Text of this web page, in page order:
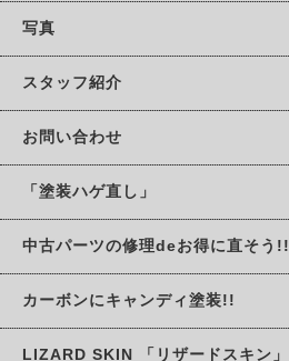
写真
スタッフ紹介
お問い合わせ
「塗装ハゲ直し」
中古パーツの修理deお得に直そう!!
カーボンにキャンディ塗装!!
LIZARD SKIN 「リザードスキン」